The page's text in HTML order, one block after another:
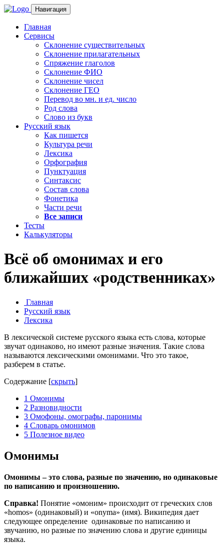
Навигация
Главная
Сервисы
Склонение существительных
Склонение прилагательных
Спряжение глаголов
Склонение ФИО
Склонение чисел
Склонение ГЕО
Перевод во мн. и ед. число
Род слова
Слово из букв
Русский язык
Как пишется
Культура речи
Лексика
Орфография
Пунктуация
Синтаксис
Состав слова
Фонетика
Части речи
Все записи
Тесты
Калькуляторы
Всё об омонимах и его
ближайших «родственниках»
Главная
Русский язык
Лексика
В лексической системе русского языка есть слова, которые
звучат одинаково, но имеют разные значения. Такие слова
называются лексическими омонимами. Что это такое,
разберем в статье.
Содержание [скрыть]
1 Омонимы
2 Разновидности
3 Омофоны, омографы, паронимы
4 Словарь омонимов
5 Полезное видео
Омонимы
Омонимы – это слова, разные по значению, но одинаковые
по написанию и произношению.
Справка! Понятие «омоним» происходит от греческих слов
«homos» (одинаковый) и «onyma» (имя). Википедия дает
следующее определение одинаковые по написанию и
звучанию, но разные по значению слова и другие единицы
языка.